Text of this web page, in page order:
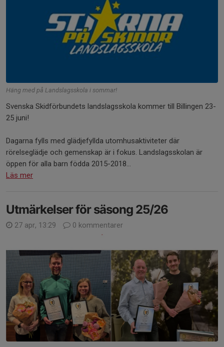
Häng med på Landslagsskola i sommar!
Svenska Skidförbundets landslagsskola kommer till Billingen 23-
25 juni!
Dagarna fylls med glädjefyllda utomhusaktiviteter där
rörelseglädje och gemenskap är i fokus. Landslagsskolan är
öppen för alla barn födda 2015-2018...
Läs mer
Utmärkelser för säsong 25/26
27 apr, 13:29 0 kommentarer